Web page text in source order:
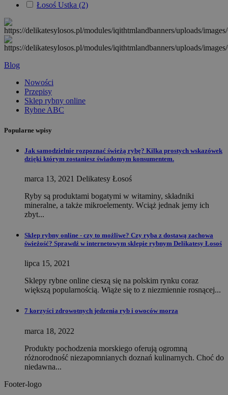
Łosoś Ustka (2)
Blog
Nowości
Przepisy
Sklep rybny online
Rybne ABC
Popularne wpisy
Jak samodzielnie rozpoznać świeżą rybę? Kilka prostych wskazówek
dzięki którym zostaniesz świadomym konsumentem.
marca 13, 2021 Delikatesy Łosoś
Ryby są produktami bogatymi w witaminy, składniki
mineralne, a także mikroelementy. Wciąż jednak jemy ich
zbyt...
Sklep rybny online - czy to możliwe? Czy ryba z dostawą zachowa
świeżość? Sprawdź w internetowym sklepie rybnym Delikatesy Łosoś
lipca 15, 2021
Sklepy rybne online cieszą się na polskim rynku coraz
większą popularnością. Wiąże się to z niezmiennie rosnącej...
7 korzyści zdrowotnych jedzenia ryb i owoców morza
marca 18, 2022
Produkty pochodzenia morskiego oferują ogromną
różnorodność niezapomnianych doznań kulinarnych. Choć do
niedawna...
Footer-logo